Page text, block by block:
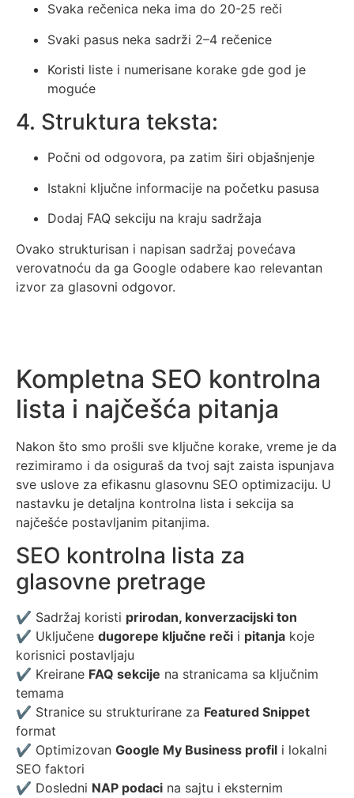
Svaka rečenica neka ima do 20-25 reči
Svaki pasus neka sadrži 2–4 rečenice
Koristi liste i numerisane korake gde god je
moguće
4. Struktura teksta:
Počni od odgovora, pa zatim širi objašnjenje
Istakni ključne informacije na početku pasusa
Dodaj FAQ sekciju na kraju sadržaja
Ovako strukturisan i napisan sadržaj povećava
verovatnoću da ga Google odabere kao relevantan
izvor za glasovni odgovor.
Kompletna SEO kontrolna
lista i najčešća pitanja
Nakon što smo prošli sve ključne korake, vreme je da
rezimiramo i da osiguraš da tvoj sajt zaista ispunjava
sve uslove za efikasnu glasovnu SEO optimizaciju. U
nastavku je detaljna kontrolna lista i sekcija sa
najčešće postavljanim pitanjima.
SEO kontrolna lista za
glasovne pretrage
✔ Sadržaj koristi prirodan, konverzacijski ton
✔ Uključene dugorepe ključne reči i pitanja koje
korisnici postavljaju
✔ Kreirane FAQ sekcije na stranicama sa ključnim
temama
✔ Stranice su strukturirane za Featured Snippet
format
✔ Optimizovan Google My Business profil i lokalni
SEO faktori
✔ Dosledni NAP podaci na sajtu i eksternim